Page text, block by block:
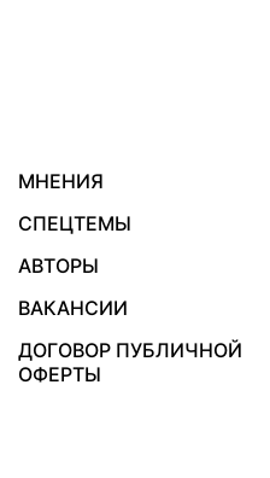
МНЕНИЯ
СПЕЦТЕМЫ
АВТОРЫ
ВАКАНСИИ
ДОГОВОР ПУБЛИЧНОЙ
ОФЕРТЫ